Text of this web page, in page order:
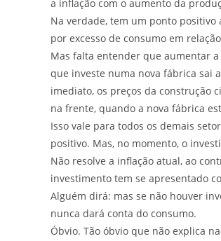
a inflação com o aumento da
Na verdade, tem um ponto positivo
por excesso de consumo em
Mas falta entender que aumentar
que investe numa nova fábrica sai
imediato, os preços da construção
na frente, quando a nova fábrica
Isso vale para todos os demais
positivo. Mas, no momento, o
Não resolve a inflação atual, ao
investimento tem se apresentado
Alguém dirá: mas se não houver
nunca dará conta do consumo.
Óbvio. Tão óbvio que não explica